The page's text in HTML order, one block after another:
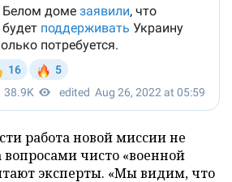
работа новой миссии не
вопросами чисто «военной
эксперты. «Мы видим, что